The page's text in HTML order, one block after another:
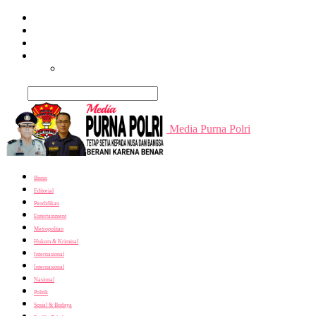
Media Purna Polri
Bisnis
Editorial
Pendidikan
Entertainment
Metropolitan
Hukum & Kriminal
Internasional
Internasional
Nasional
Politik
Sosial & Budaya